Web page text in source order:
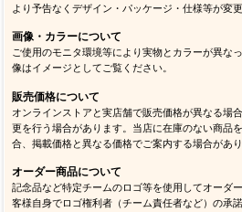
より予告なくデザイン・パッケージ・仕様等が変
画像・カラーについて
ご使用のモニタ環境等により実物とカラーが異な
像はイメージとしてご覧ください。
販売価格について
オンラインストアと実店舗で販売価格が異なる場
更を行う場合があります。当店に在庫のない商品
合、掲載価格と異なる価格でご案内する場合があり
オーダー商品について
記念品など特定チームのロゴ等を使用してオーダ
客様自身でロゴ権利者（チーム責任者など）の承